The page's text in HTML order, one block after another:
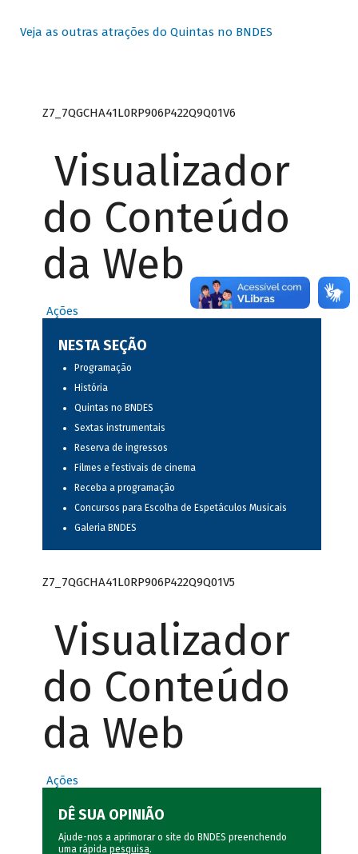
Veja as outras atrações do Quintas no BNDES
Z7_7QGCHA41L0RP906P422Q9Q01V6
Visualizador
do Conteúdo
da Web
Ações
NESTA SEÇÃO
Programação
História
Quintas no BNDES
Sextas instrumentais
Reserva de ingressos
Filmes e festivais de cinema
Receba a programação
Concursos para Escolha de Espetáculos Musicais
Galeria BNDES
Z7_7QGCHA41L0RP906P422Q9Q01V5
Visualizador
do Conteúdo
da Web
Ações
DÊ SUA OPINIÃO
Ajude-nos a aprimorar o site do BNDES preenchendo
uma rápida pesquisa.